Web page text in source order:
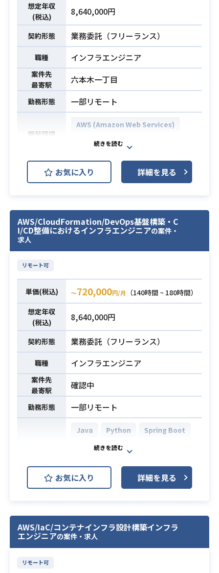
・ツール：Terraform/Git/Datadog
必須スキル
・Webアプリケーション構築の実務
経験（3年以上）
・静的型付け言語を用いたサーバー
サイド開発およびクラウド環境（AW
S）におけるインフラ構築・運用に関
する実務経験
・Terraformを用いたモジュール化設
計および複数環境の構成管理経験
境（ECS）の構築・運用経験
・新規システム構築時におけるアー
キテクチャ設計および環境構築の経
験
よび性能改善（パフォーマンスチュ
ーニング）の経験
・ログ監視・アラート設定の構築お
報管理の実績
・CI/CDパイプラインの設計・改善経
験
・クラウドインフラの利用実績分析
に基づくコスト最適化の経験
・レガシー化・長期稼働している既
存システムの改修および機能追加経
験
・GitおよびPull Requestを活用した
チーム開発・コードレビューの経験
・AIコーディングツールの実務にお
ける活用経験および生成物に対する
適切な検証・判断スキル
・セキュリティ設計
・設計書・パラメータシート作成
金融系と聞くと固い印象を持たれが
ちですが、現場は30代メインで活気
にあふれた現場となっており、
AIや最新技術なども取り入れており
ます。
・AWS設計経験（ECS、CloudFront/
WAF、Aurora等）
ivateLink、TGW等）
・OAuth/OIDC・IAM等の認証設計経
験
・設計ドキュメント作成経験
想定年収
(税込)
8,640,000円
契約形態 業務委託（フリーランス）
職種 インフラエンジニア
案件先
最寄駅
六本木一丁目
勤務形態 一部リモート
開発環境
AWS (Amazon Web Services)
Linux
業務内容
AWS/Terraformを用いたインターネ
ットバンキングシステムのクラウド
【作業内容】
・GitHub Actionsパイプライン整備
プロイ運用
金融系と聞くと固い印象を持たれが
ちですが、現場は30代メインで活気
にあふれた現場となっており、
AIや最新技術なども取り入れており
ます。
必須スキル
・Terraform実務経験（module、re
mote state、plan/apply）
・GitHub Actions、ECS/ALB/Code
Deploy（Blue/Green）構築経験
・VPC・SG等のNW構築経験
お気に入り 詳細を見る
AWS/CloudFormation/DevOps基盤構築・C
I/CD整備におけるインフラエンジニアの案件・
求人
リモート可
単価(税込) 〜720,000円/月
（140時間 ~ 180時間）
想定年収
(税込)
8,640,000円
契約形態 業務委託（フリーランス）
職種 インフラエンジニア
案件先
最寄駅
確認中
勤務形態 一部リモート
Java Python
Spring Boot
AWS DynamoDB (Amazon Dynam
AWS (Amazon Web Services)
通信企業向けのAWS基盤システムに
テスト自動化やCI/CDの安全性強化の
設計および推進を行っていただきま
す。
AIによるコード生成を本番へ安全に
お気に入り 詳細を見る
AWS/IaC/コンテナインフラ設計構築インフラ
エンジニアの案件・求人
リモート可